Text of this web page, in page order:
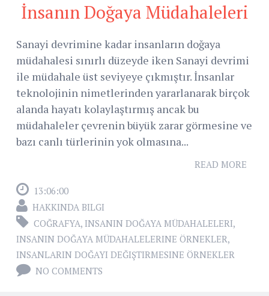
İnsanın Doğaya Müdahaleleri
Sanayi devrimine kadar insanların doğaya
müdahalesi sınırlı düzeyde iken Sanayi devrimi
ile müdahale üst seviyeye çıkmıştır. İnsanlar
teknolojinin nimetlerinden yararlanarak birçok
alanda hayatı kolaylaştırmış ancak bu
müdahaleler çevrenin büyük zarar görmesine ve
bazı canlı türlerinin yok olmasına...
READ MORE
13:06:00
HAKKINDA BILGI
COĞRAFYA, INSANIN DOĞAYA MÜDAHALELERI,
INSANIN DOĞAYA MÜDAHALELERINE ÖRNEKLER,
INSANLARIN DOĞAYI DEĞIŞTIRMESINE ÖRNEKLER
NO COMMENTS